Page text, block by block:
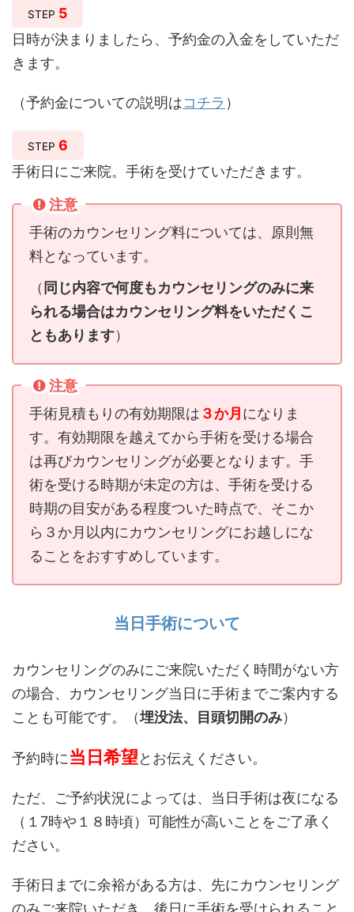
STEP 5
日時が決まりましたら、予約金の入金をしていただ
きます。
（予約金についての説明はコチラ ）
STEP 6
手術日にご来院。手術を受けていただきます。
注意
手術のカウンセリング料については、原則無
料となっています。
（ 同じ内容で何度もカウンセリングのみに来
られる場合はカウンセリング料をいただくこ
ともあります）
注意
手術見積もりの有効期限は ３か月 になりま
す。有効期限を越えてから手術を受ける場合
は再びカウンセリングが必要となります。手
術を受ける時期が未定の方は、手術を受ける
時期の目安がある程度ついた時点で、そこか
ら３か月以内にカウンセリングにお越しにな
ることをおすすめしています。
当日手術について
カウンセリングのみにご来院いただく時間がない方
の場合、カウンセリング当日に手術までご案内する
ことも可能です。（埋没法、目頭切開のみ）
予約時に当日希望とお伝えください。
ただ、ご予約状況によっては、当日手術は夜になる
（１7時や１８時頃）可能性が高いことをご了承く
ださい。
手術日までに余裕がある方は、先にカウンセリング
のみご来院いただき、後日に手術を受けられること